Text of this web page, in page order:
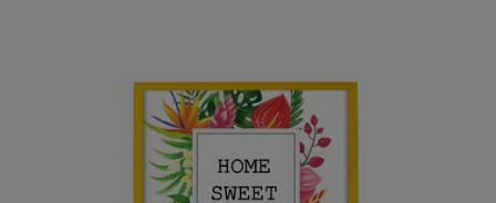
Ramka na zdjęcia 35 x 50 cm czarna, z naturalnego drewna